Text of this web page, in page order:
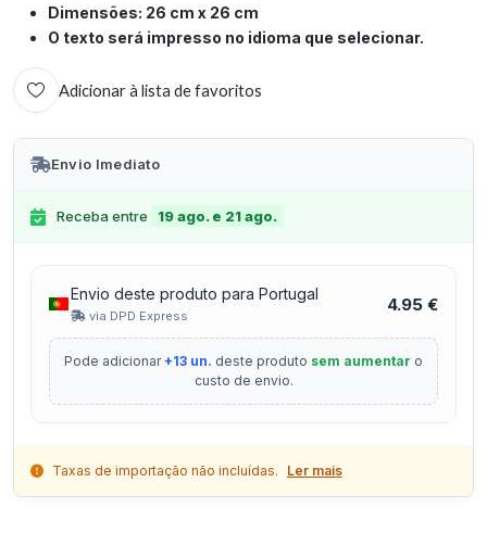
Dimensões: 26 cm x 26 cm
O texto será impresso no idioma que selecionar.
Adicionar à lista de favoritos
Envio Imediato
Receba entre 19 ago. e 21 ago.
Envio deste produto para Portugal
via DPD Express
4.95 €
Pode adicionar+13 un. deste produto sem aumentar o
custo de envio.
Taxas de importação não incluídas. Ler mais